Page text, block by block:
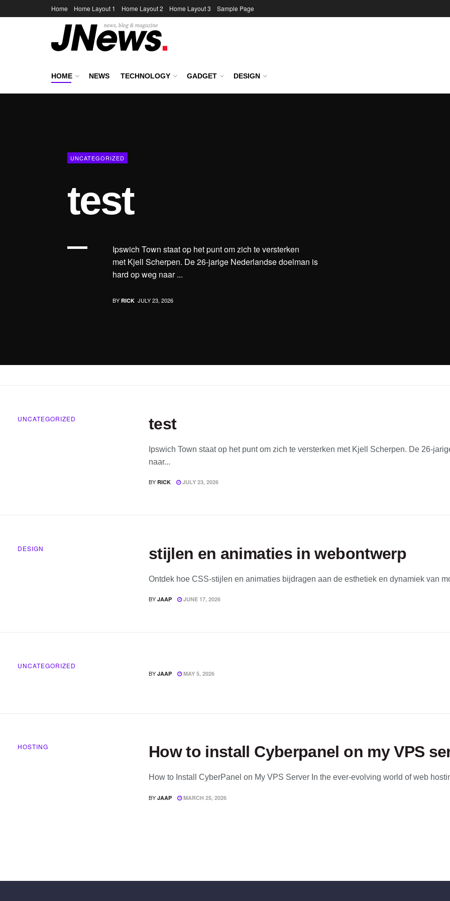
Home Home Layout 1 Home Layout 2 Home Layout 3 Sample Page
HOME NEWS TECHNOLOGY GADGET DESIGN
UNCATEGORIZED
test
Ipswich Town staat op het punt om zich te versterken
met Kjell Scherpen. De 26-jarige Nederlandse doelman is
hard op weg naar ...
BYRICK JULY 23, 2026
UNCATEGORIZED test
Ipswich Town staat op het punt om zich te versterken met Kjell Scherpen. De 26-
naar...
BY RICK JULY 23, 2026
DESIGN stijlen en animaties in webontwerp
Ontdek hoe CSS-stijlen en animaties bijdragen aan de esthetiek en dynamiek van
BY JAAP JUNE 17, 2026
UNCATEGORIZED
BY JAAP MAY 5, 2026
HOSTING How to install Cyberpanel on my VPS
How to Install CyberPanel on My VPS Server In the ever-evolving world of web
BY JAAP MARCH 25, 2026